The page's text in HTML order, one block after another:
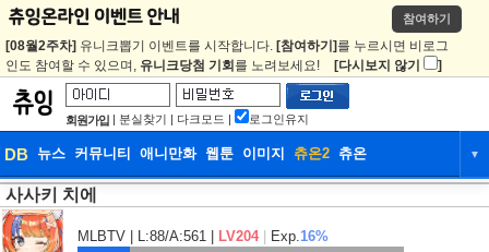
참여하기
[08월2주차] 유니크뽑기 이벤트를 시작합니다. [참여하기] 를 누르시면 비로그
인도 참여할 수 있으며, 유니크당첨 기회 를 노려보세요! [다시보지 않기 ]
회원가입 | 분실찾기 | 다크모드 | 로그인유지
DB 뉴스 커뮤니티 애니만화 웹툰 이미지 츄온2 츄온 ▼
DB
웹툰 이미지 츄온2
사사키 치에
MLBTV | L:88/A:561 | LV204 Exp.16%